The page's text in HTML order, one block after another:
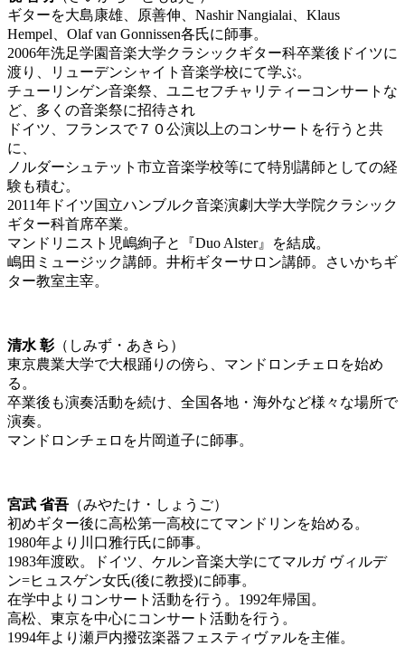
ギターを大島康雄、原善伸、Nashir Nangialai、Klaus
Hempel、Olaf van Gonnissen各氏に師事。
2006年洗足学園音楽大学クラシックギター科卒業後ドイツに
渡り、リューデンシャイト音楽学校にて学ぶ。
チューリンゲン音楽祭、ユニセフチャリティーコンサートな
ど、多くの音楽祭に招待され
ドイツ、フランスで７０公演以上のコンサートを行うと共
に、
ノルダーシュテット市立音楽学校等にて特別講師としての経
験も積む。
2011年ドイツ国立ハンブルク音楽演劇大学大学院クラシック
ギター科首席卒業。
マンドリニスト児嶋絢子と『Duo Alster』を結成。
嶋田ミュージック講師。井桁ギターサロン講師。さいかちギ
ター教室主宰。
清水 彰（しみず・あきら）
東京農業大学で大根踊りの傍ら、マンドロンチェロを始め
る。
卒業後も演奏活動を続け、全国各地・海外など様々な場所で
演奏。
マンドロンチェロを片岡道子に師事。
宮武 省吾 （みやたけ・しょうご）
初めギター後に高松第一高校にてマンドリンを始める。
1980年より川口雅行氏に師事。
1983年渡欧。ドイツ、ケルン音楽大学にてマルガ ヴィルデ
ン=ヒュスゲン女氏(後に教授)に師事。
在学中よりコンサート活動を行う。1992年帰国。
高松、東京を中心にコンサート活動を行う。
1994年より瀬戸内撥弦楽器フェスティヴァルを主催。